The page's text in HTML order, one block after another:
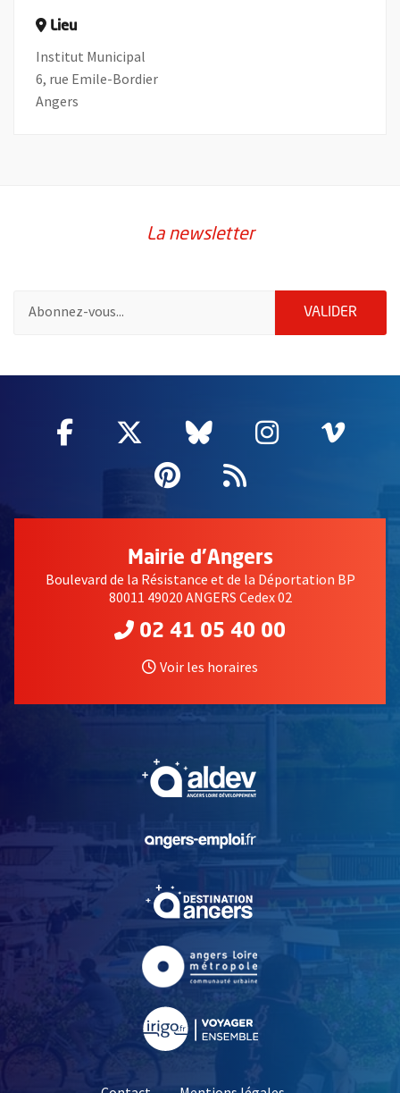
Lieu
Institut Municipal
6, rue Emile-Bordier
Angers
La newsletter
VALIDER
Facebook
, Ouvre une nouvelle fenêtre
Twitter
, Ouvre une nouvelle
Bluesky
, Ouvre une
Instagram
, Ouvre
,
Pinterest
, Ouvre une
Flux RSS
Mairie d'Angers
Boulevard de la Résistance et de la Déportation BP
80011 49020 ANGERS Cedex 02
02 41 05 40 00
Voir les horaires
, Ouvre une nouvelle
, Ouvre une nouvelle